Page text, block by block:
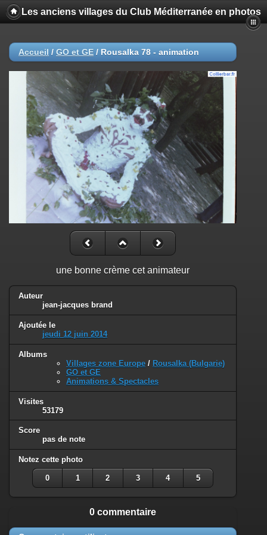
Les anciens villages du Club Méditerranée en photos
Accueil / GO et GE / Rousalka 78 - animation
une bonne crème cet animateur
Auteur
jean-jacques brand
Ajoutée le
jeudi 12 juin 2014
Albums
Villages zone Europe / Rousalka (Bulgarie)
GO et GE
Animations & Spectacles
Visites
53179
Score
pas de note
Notez cette photo
0 1 2 3 4 5
0 commentaire